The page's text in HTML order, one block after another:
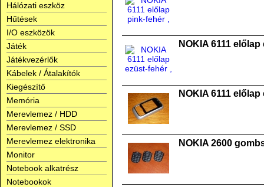
Hálózati eszköz
Hűtések
I/O eszközök
Játék
Játékvezérlők
Kábelek / Átalakítók
Kiegészítő
Memória
Merevlemez / HDD
Merevlemez / SSD
Merevlemez elektronika
Monitor
Notebook alkatrész
Notebookok
NOKIA 6111
NOKIA 6111
NOKIA 2600